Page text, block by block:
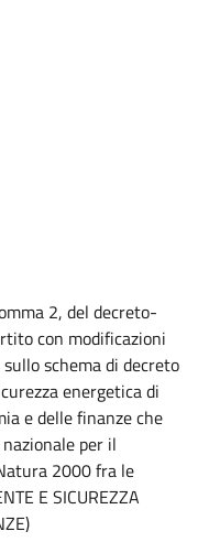
2, del decreto-
con modificazioni
schema di decreto
energetica di
e delle finanze che
per il
2000 fra le
E SICUREZZA